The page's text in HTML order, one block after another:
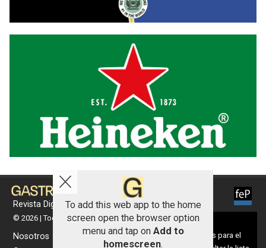
Revista Digital de gastronomía
© 2026 | Todos los derechos reservados
Nosotros
To add this web app to the home
screen open the browser option
menu and tap on Add to
homescreen.
Aviso sobre el Uso de cookies:
Utilizamos cookies nuestras y de terceros para el